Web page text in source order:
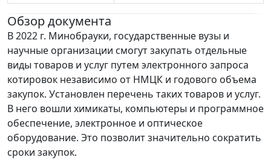
Обзор документа
В 2022 г. Минобрауки, государственные вузы и
научные организации смогут закупать отдельные
виды товаров и услуг путем электронного запроса
котировок независимо от НМЦК и годового объема
закупок. Установлен перечень таких товаров и услуг.
В него вошли химикаты, компьютеры и программное
обеспечение, электронное и оптическое
оборудование. Это позволит значительно сократить
сроки закупок.